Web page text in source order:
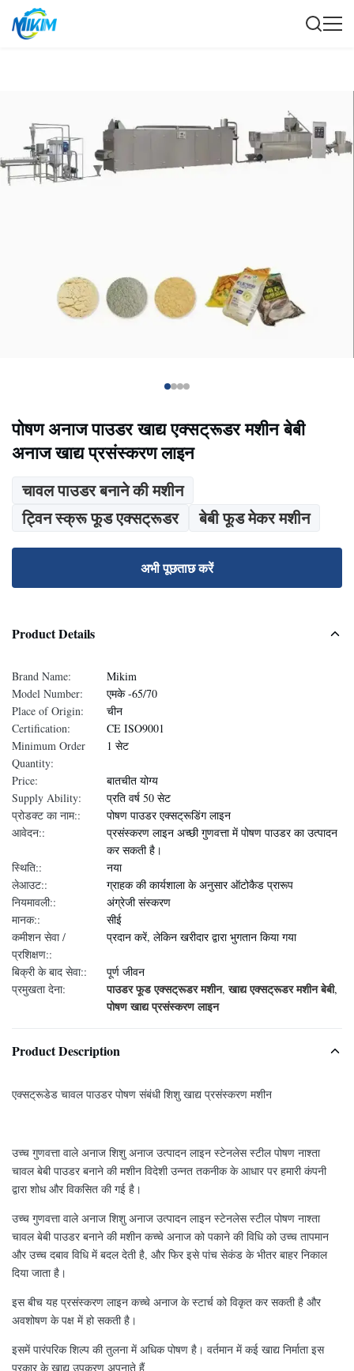
पोषण अनाज पाउडर खाद्य एक्सट्रूडर मशीन बेबी
अनाज खाद्य प्रसंस्करण लाइन
चावल पाउडर बनाने की मशीन
ट्विन स्क्रू फूड एक्सट्रूडर
बेबी फूड मेकर मशीन
अभी पूछताछ करें
Product Details
Brand Name:
Mikim
Model Number:
एमके -65/70
Place of Origin:
चीन
Certification:
CE ISO9001
Minimum Order
Quantity:
1 सेट
Price:
बातचीत योग्य
Supply Ability:
प्रति वर्ष 50 सेट
प्रोडक्ट का नाम::
पोषण पाउडर एक्सट्रूडिंग लाइन
आवेदन::
प्रसंस्करण लाइन अच्छी गुणवत्ता में पोषण पाउडर का उत्पादन
कर सकती है।
स्थिति::
नया
लेआउट::
ग्राहक की कार्यशाला के अनुसार ऑटोकैड प्रारूप
नियमावली::
अंग्रेजी संस्करण
मानक::
सीई
कमीशन सेवा /
प्रशिक्षण::
प्रदान करें, लेकिन खरीदार द्वारा भुगतान किया गया
बिक्री के बाद सेवा::
पूर्ण जीवन
प्रमुखता देना:
पाउडर फूड एक्सट्रूडर मशीन,खाद्य एक्सट्रूडर मशीन बेबी,
पोषण खाद्य प्रसंस्करण लाइन
Product Description
एक्सट्रूडेड चावल पाउडर पोषण संबंधी शिशु खाद्य प्रसंस्करण मशीन
उच्च गुणवत्ता वाले अनाज शिशु अनाज उत्पादन लाइन स्टेनलेस स्टील पोषण नाश्ता
चावल बेबी पाउडर बनाने की मशीन विदेशी उन्नत तकनीक के आधार पर हमारी कंपनी
द्वारा शोध और विकसित की गई है।
उच्च गुणवत्ता वाले अनाज शिशु अनाज उत्पादन लाइन स्टेनलेस स्टील पोषण नाश्ता
चावल बेबी पाउडर बनाने की मशीन कच्चे अनाज को पकाने की विधि को उच्च तापमान
और उच्च दबाव विधि में बदल देती है, और फिर इसे पांच सेकंड के भीतर बाहर निकाल
दिया जाता है।
इस बीच यह प्रसंस्करण लाइन कच्चे अनाज के स्टार्च को विकृत कर सकती है और
अवशोषण के पक्ष में हो सकती है।
इसमें पारंपरिक शिल्प की तुलना में अधिक पोषण है। वर्तमान में कई खाद्य निर्माता इस
प्रकार के खाद्य उपकरण अपनाते हैं